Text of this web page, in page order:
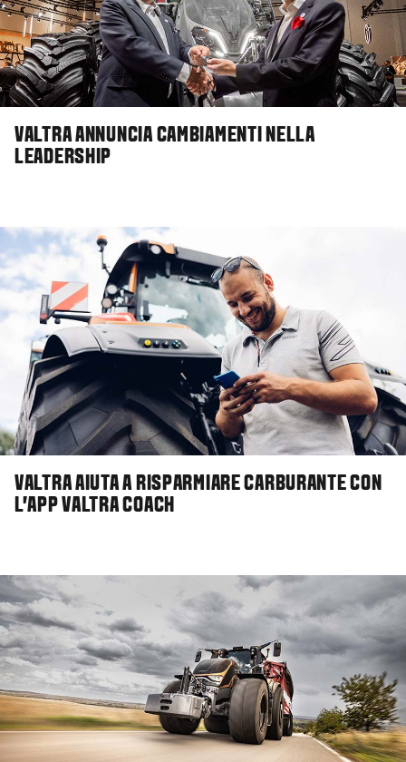
VALTRA ANNUNCIA CAMBIAMENTI NELLA
LEADERSHIP
VALTRA AIUTA A RISPARMIARE CARBURANTE CON
L'APP VALTRA COACH